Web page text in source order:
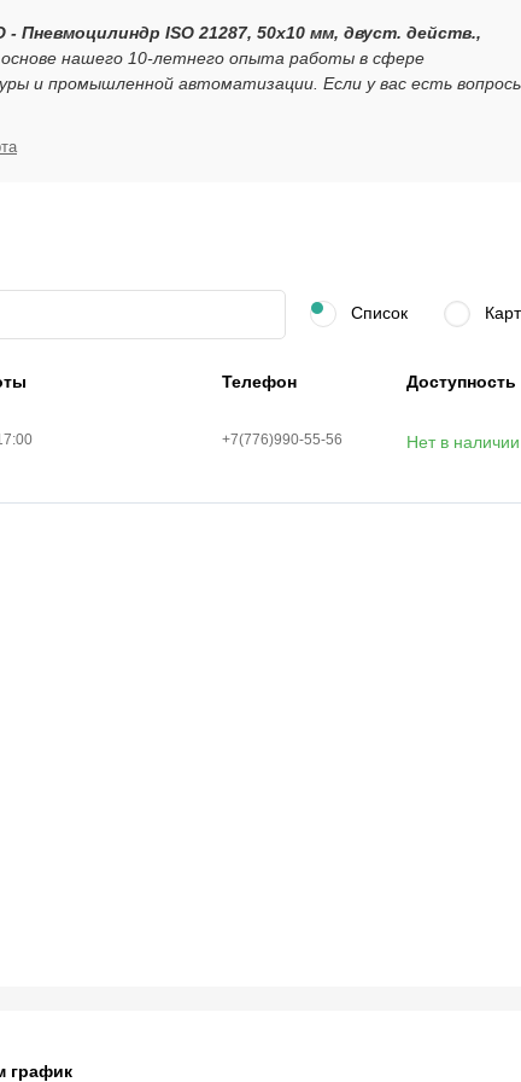
- Пневмоцилиндр ISO 21287, 50x10 мм, двуст. действ.,
нашего 10-летнего опыта работы в сфере
и промышленной автоматизации. Если у вас есть
Список
Телефон Доступность
+7(776)990-55-56 Нет в наличии
график